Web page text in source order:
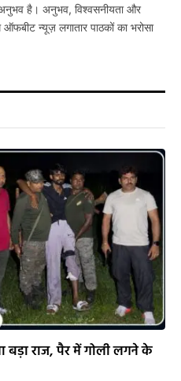
अनुभव है। अनुभव, विश्वसनीयता और
न्यूज़ लगातार पाठकों का भरोसा
राज, पैर में गोली लगने के